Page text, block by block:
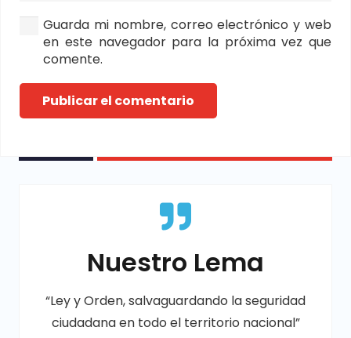
Guarda mi nombre, correo electrónico y web
en este navegador para la próxima vez que
comente.
Publicar el comentario
Nuestro Lema
“Ley y Orden, salvaguardando la seguridad
ciudadana en todo el territorio nacional”